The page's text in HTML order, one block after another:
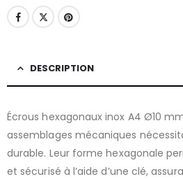
DESCRIPTION
Écrous hexagonaux inox A4 Ø10
assemblages mécaniques
durable. Leur forme hexagonale
et sécurisé à l’aide d’une clé,